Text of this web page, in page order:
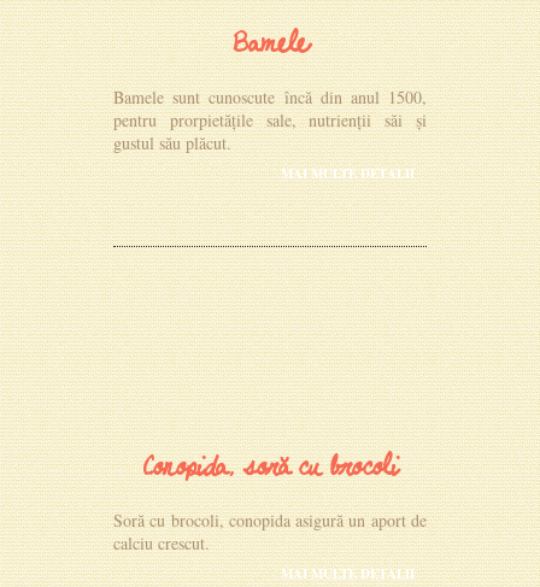
Bamele
Bamele sunt cunoscute încă din anul 1500,
pentru prorpietățile sale, nutrienții săi și
gustul său plăcut.
MAI MULTE DETALII
Conopida, soră cu brocoli
Soră cu brocoli, conopida asigură un aport de
calciu crescut.
MAI MULTE DETALII